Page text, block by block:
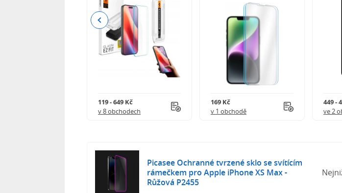
119 - 649 Kč
v 8 obchodech
169 Kč
v 1 obchodě
449 -
ve 2
Previous
Picasee Ochranné tvrzené sklo se svítícím
rámečkem pro Apple iPhone XS Max -
Růžová P2455